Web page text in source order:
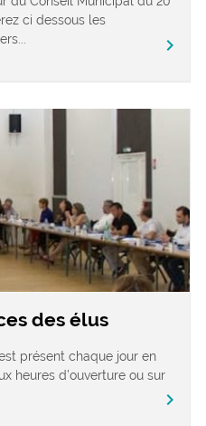
ci dessous les
chevron_right
des élus
présent chaque jour en
heures d’ouverture ou sur
chevron_right